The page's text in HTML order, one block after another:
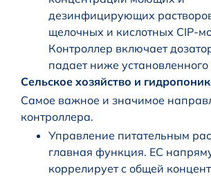
дезинфицирующих
щелочных и кислотных CIP-
Контроллер включает
падает ниже установленного
Сельское хозяйство и
Самое важное и значимое
контроллера.
Управление питательным
главная функция. EC
коррелирует с общей